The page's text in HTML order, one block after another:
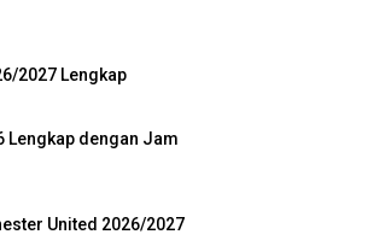
2027 Lengkap
Lengkap dengan Jam
United 2026/2027